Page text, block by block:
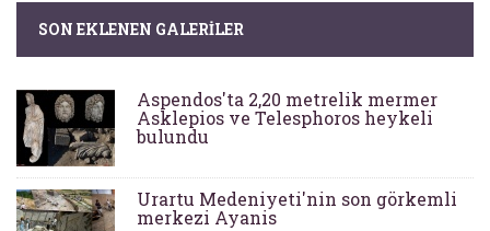
SON EKLENEN GALERILER
Aspendos'ta 2,20 metrelik mermer
Asklepios ve Telesphoros heykeli
bulundu
Urartu Medeniyeti'nin son görkemli
merkezi Ayanis